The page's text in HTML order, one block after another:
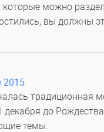
которые можно
вы должны
2015
традиционная
декабря до
темы.